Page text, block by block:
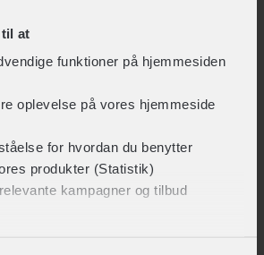
at
funktioner på hjemmesiden
oplevelse på vores hjemmeside
for hvordan du benytter
produkter (Statistik)
kampagner og tilbud